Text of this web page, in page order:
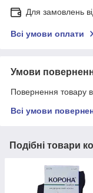
Для замовлень
Всі умови оплати
Умови
Повернення товару
Всі умови
Подібні товари